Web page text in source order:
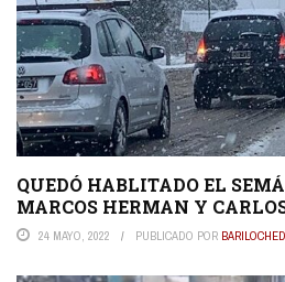
QUEDÓ HABLITADO EL
MARCOS HERMAN Y
24 MAYO, 2022 PUBLICADO POR BARILOCHED